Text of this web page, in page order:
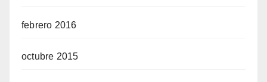
febrero 2016
octubre 2015